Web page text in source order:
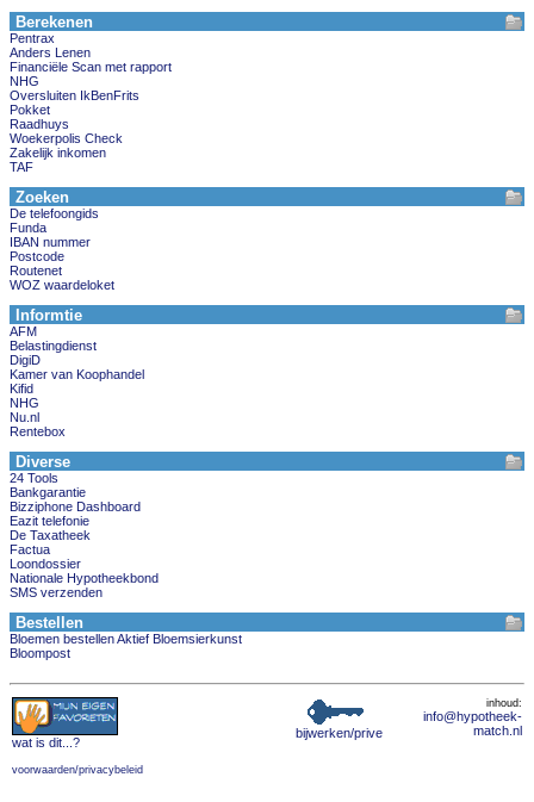
Berekenen
Pentrax
Anders Lenen
Financiële Scan met rapport
NHG
Oversluiten IkBenFrits
Pokket
Raadhuys
Woekerpolis Check
Zakelijk inkomen
TAF
Zoeken
De telefoongids
Funda
IBAN nummer
Postcode
Routenet
WOZ waardeloket
Informtie
AFM
Belastingdienst
DigiD
Kamer van Koophandel
Kifid
NHG
Nu.nl
Rentebox
Diverse
24 Tools
Bankgarantie
Bizziphone Dashboard
Eazit telefonie
De Taxatheek
Factua
Loondossier
Nationale Hypotheekbond
SMS verzenden
Bestellen
Bloemen bestellen Aktief Bloemsierkunst
Bloompost
wat is dit ...?
voorwaarden/privacybeleid
bijwerken/prive
inhoud:
info@hypotheek-
match.nl